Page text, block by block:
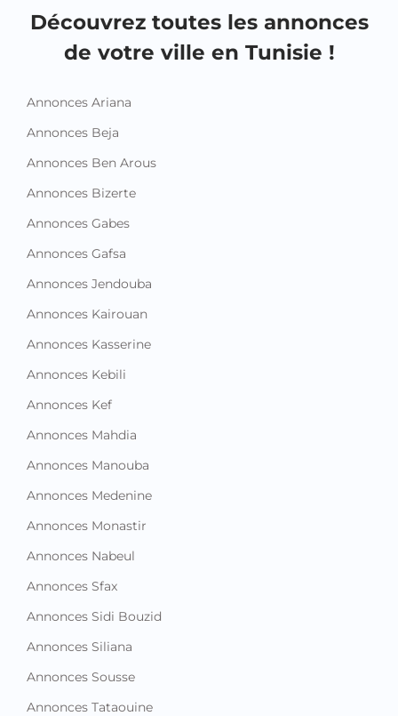
Découvrez toutes les annonces
de votre ville en Tunisie !
Annonces Ariana
Annonces Beja
Annonces Ben Arous
Annonces Bizerte
Annonces Gabes
Annonces Gafsa
Annonces Jendouba
Annonces Kairouan
Annonces Kasserine
Annonces Kebili
Annonces Kef
Annonces Mahdia
Annonces Manouba
Annonces Medenine
Annonces Monastir
Annonces Nabeul
Annonces Sfax
Annonces Sidi Bouzid
Annonces Siliana
Annonces Sousse
Annonces Tataouine